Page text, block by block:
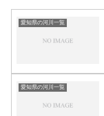
愛知県の河川一覧
愛知県の河川一覧